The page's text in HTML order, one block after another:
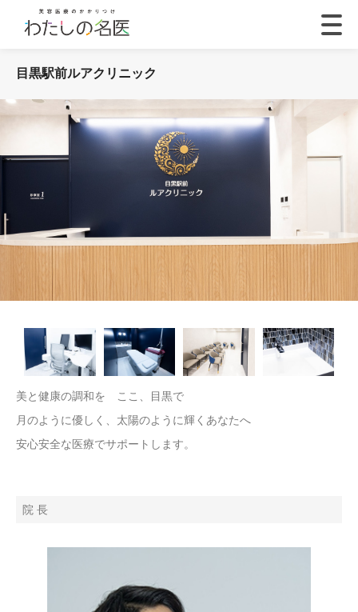
目黒駅前ルアクリニック
美と健康の調和を ここ、目黒で
月のように優しく、太陽のように輝くあなたへ
安心安全な医療でサポートします。
院 長